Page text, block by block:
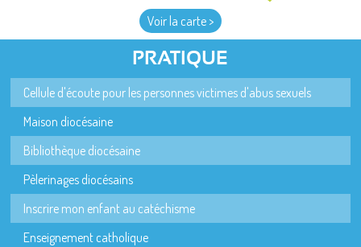
Voir la carte >
PRATIQUE
Cellule d'écoute pour les personnes victimes d'abus sexuels
Maison diocésaine
Bibliothèque diocésaine
Pèlerinages diocésains
Inscrire mon enfant au catéchisme
Enseignement catholique